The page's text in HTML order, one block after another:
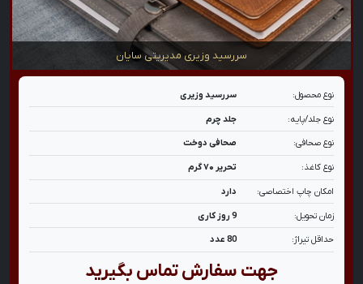
سررسید وزیری مدیریتی سایان
نوع محصول: سررسید وزیری
نوع جلد/پایه: جلد چرم
نوع صحافی: صحافی دوخت
نوع کاغذ: تحریر ۷۰ گرم
امکان چاپ اختصاصی: دارد
زمان تحویل: 9 روز کاری
حداقل تیراژ: 80 عدد
جهت سفارش تماس بگیرید